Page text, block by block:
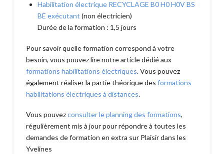
Habilitation électrique RECYCLAGE B0 H0 H0V BS
BE exécutant (non électricien)
Durée de la formation : 1,5 jours
Pour savoir quelle formation correspond à votre
besoin, vous pouvez lire notre article dédié aux
formations habilitations électriques. Vous pouvez
également réaliser la partie théorique des formations
habilitations électriques à distances.
Vous pouvezconsulter le planning des formations,
régulièrement mis à jour pour répondre à toutes les
demandes de formation en extra sur Plaisir dans les
Yvelines